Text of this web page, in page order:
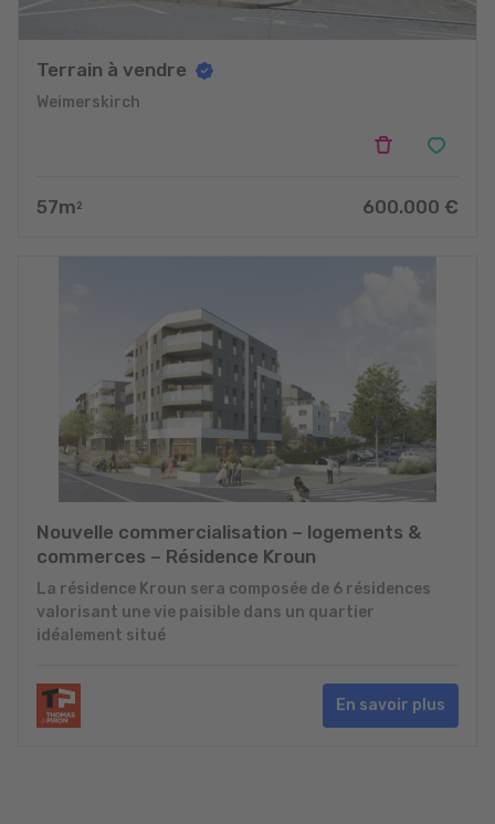
Terrain à vendre
Weimerskirch
57m 2 600.000 €
Nouvelle commercialisation – logements &
commerces – Résidence Kroun
La résidence Kroun sera composée de 6 résidences
valorisant une vie paisible dans un quartier
idéalement situé
En savoir plus